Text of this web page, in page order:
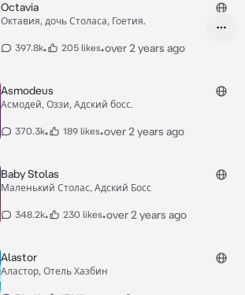
Octavia
Октавия, дочь Столаса, Гоетия.
397.8k• 205 likes•over 2 years ago
Asmodeus
Асмодей, Оззи, Адский босс.
370.3k• 189 likes•over 2 years ago
Baby Stolas
Маленький Столас, Адский Босс
348.2k• 230 likes•over 2 years ago
Alastor
Аластор, Отель Хазбин